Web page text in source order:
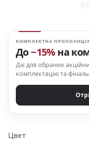
КОМПЛЕКТНА ПРОПОЗИЦІЯ
До−15%на
Діє для обраних
комплектацію та
Цвет